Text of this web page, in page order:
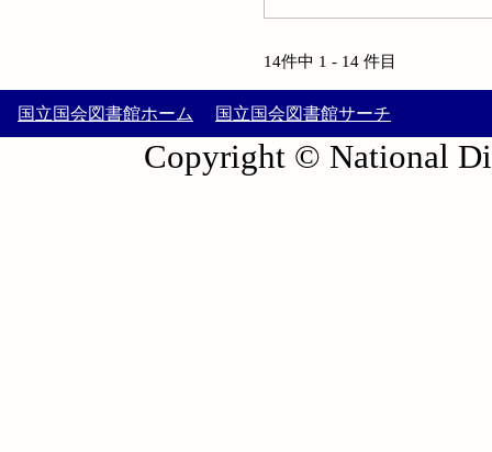
14件中 1 - 14 件目
国立国会図書館ホーム 国立国会図書館サーチ
Copyright © National